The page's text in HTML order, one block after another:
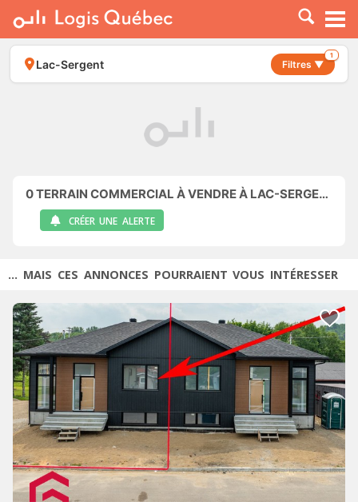
À LOUER
À VENDRE
PLACER UNE ANNONCE
Lac-Sergent Filtres ▼
1
0TERRAIN COMMERCIAL À VENDRE À LAC-SERGENT
CRÉER UNE ALERTE
... MAIS CES ANNONCES POURRAIENT VOUS INTÉRESSER